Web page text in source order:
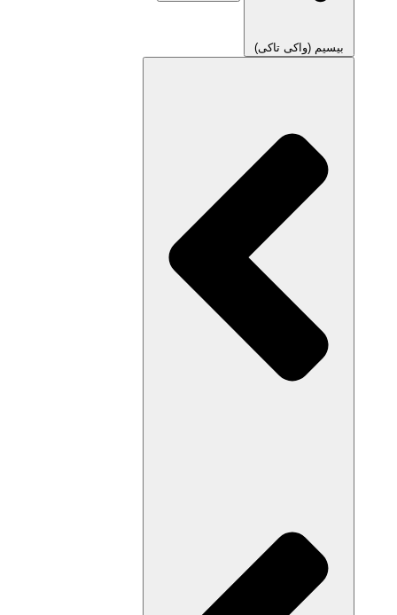
بیسیم (واکی تاکی)